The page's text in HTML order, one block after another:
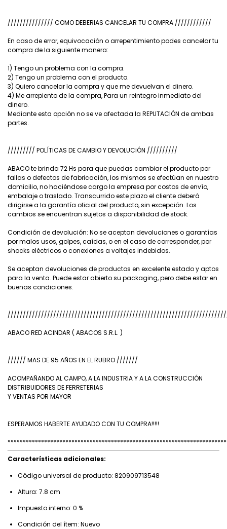
/////////////// COMO DEBERIAS CANCELAR TU COMPRA ////////////
En caso de error, equivocación o arrepentimiento podes cancelar tu
compra de la siguiente manera:
1) Tengo un problema con la compra.
2) Tengo un problema con el producto.
3) Quiero cancelar la compra y que me devuelvan el dinero.
4) Me arrepiento de la compra, Para un reintegro inmediato del
dinero.
Mediante esta opción no se ve afectada la REPUTACIÓN de ambas
partes.
///////// POLÍTICAS DE CAMBIO Y DEVOLUCIÓN //////////
ABACO te brinda 72 Hs para que puedas cambiar el producto por
fallas o defectos de fabricación, los mismos se efectúan en nuestro
domicilio, no haciéndose cargo la empresa por costos de envío,
embalaje o traslado. Transcurrido este plazo el cliente deberá
dirigirse a la garantía oficial del producto, sin excepción. Los
cambios se encuentran sujetos a disponibilidad de stock.
Condición de devolución: No se aceptan devoluciones o garantías
por malos usos, golpes, caídas, o en el caso de corresponder, por
shocks eléctricos o conexiones a voltajes indebidos.
Se aceptan devoluciones de productos en excelente estado y aptos
para la venta. Puede estar abierto su packaging, pero debe estar en
buenas condiciones.
ABACO RED ACINDAR ( ABACOS S.R.L. )
////// MAS DE 95 AÑOS EN EL RUBRO ///////
ACOMPAÑANDO AL CAMPO, A LA INDUSTRIA Y A LA CONSTRUCCIÓN
DISTRIBUIDORES DE FERRETERIAS
Y VENTAS POR MAYOR
ESPERAMOS HABERTE AYUDADO CON TU COMPRA!!!!!
Características adicionales:
Código universal de producto: 820909713548
Altura: 7.8 cm
Impuesto interno: 0 %
Condición del ítem: Nuevo